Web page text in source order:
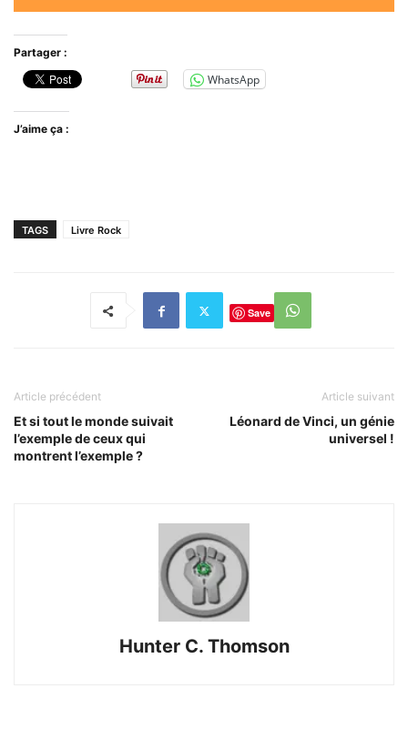
Partager :
WhatsApp
J’aime ça :
TAGS Livre Rock
Save
Article précédent
Et si tout le monde suivait
l’exemple de ceux qui
montrent l’exemple ?
Article suivant
Léonard de Vinci, un génie
universel !
Hunter C. Thomson